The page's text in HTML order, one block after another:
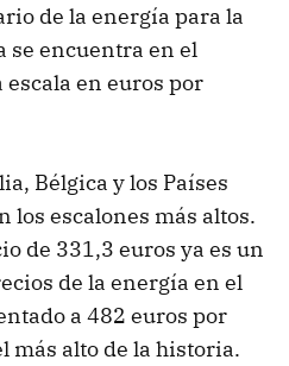
de la energía para la
se encuentra en el
en euros por
Bélgica y los Países
los escalones más altos.
de 331,3 euros ya es un
de la energía en el
a 482 euros por
más alto de la historia.